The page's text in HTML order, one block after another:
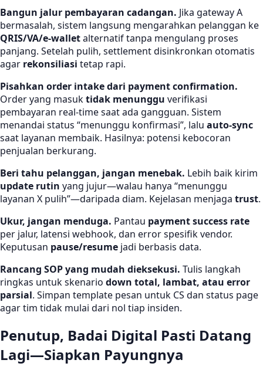
Bangun jalur pembayaran cadangan. Jika gateway A
bermasalah, sistem langsung mengarahkan pelanggan ke
QRIS/VA/e-walletalternatif tanpa mengulang proses
panjang. Setelah pulih, settlement disinkronkan otomatis
agar rekonsiliasi tetap rapi.
Pisahkan order intake dari payment confirmation.
Order yang masuktidak menunggu verifikasi
pembayaran real-time saat ada gangguan. Sistem
menandai status “menunggu konfirmasi”, lalu auto-sync
saat layanan membaik. Hasilnya: potensi kebocoran
penjualan berkurang.
Beri tahu pelanggan, jangan menebak. Lebih baik kirim
update rutin yang jujur—walau hanya “menunggu
layanan X pulih”—daripada diam. Kejelasan menjaga trust.
Ukur, jangan menduga. Pantau payment success rate
per jalur, latensi webhook, dan error spesifik vendor.
Keputusan pause/resume jadi berbasis data.
Rancang SOP yang mudah dieksekusi. Tulis langkah
ringkas untuk skenario down total, lambat, atau error
parsial. Simpan template pesan untuk CS dan status page
agar tim tidak mulai dari nol tiap insiden.
Penutup, Badai Digital Pasti Datang
Lagi—Siapkan Payungnya